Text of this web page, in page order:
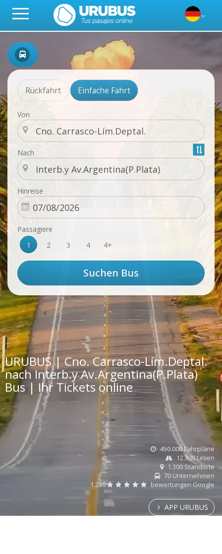
Rückfahrt Einfache Fahrt
Von
Nach
Hinreise
Passagiere
1
2 3 4 4+
URUBUS | Cno. Carrasco-Lím.Deptal.
nach Interb.y Av.Argentina(P.Plata)
Bus | Ihr Tickets online
450.000 Fahrpläne
12.300 Linien
1.300 Standorte
70 Unternehmen
1.230
bewertungen Google
APP URUBUS